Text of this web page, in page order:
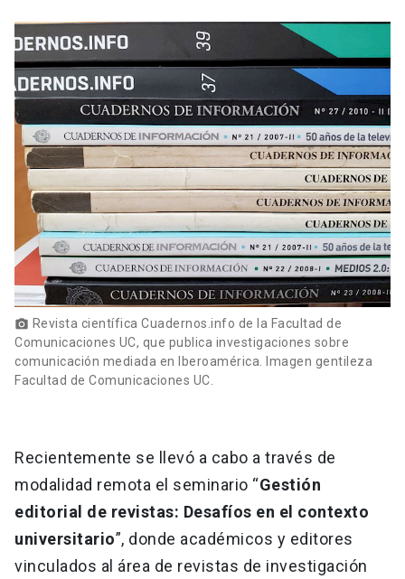
Vecinos launch
Medios Biblioteca
Donaciones launch
photo_camera Revista científica Cuadernos.info de la Facultad de
Comunicaciones UC, que publica investigaciones sobre
comunicación mediada en Iberoamérica. Imagen gentileza
Facultad de Comunicaciones UC.
Recientemente se llevó a cabo a través de
modalidad remota el seminario “Gestión
editorial de revistas: Desafíos en el contexto
universitario”, donde académicos y editores
vinculados al área de revistas de investigación